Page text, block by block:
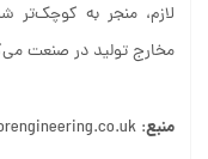
لازم، منجر به
مخارج تولید در صنعت
منبع: www.materialsforengineering.co.uk